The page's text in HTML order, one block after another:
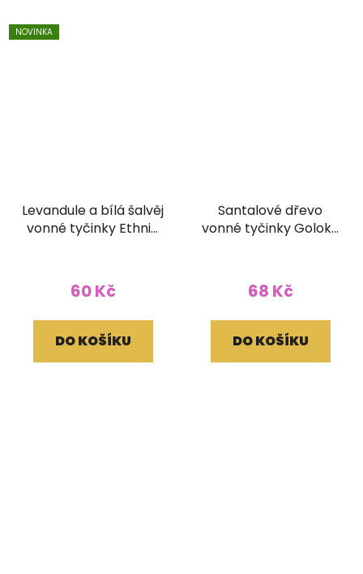
NOVINKA
Levandule a bílá šalvěj
vonné tyčinky Ethnic
60 Kč
DO KOŠÍKU
Santalové dřevo
vonné tyčinky Goloka
68 Kč
DO KOŠÍKU